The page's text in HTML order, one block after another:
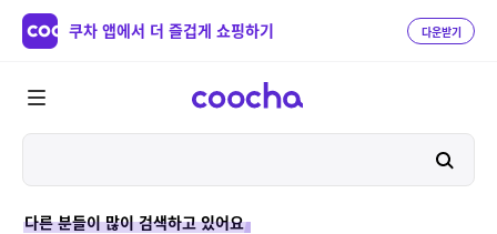
쿠차 앱에서 더 즐겁게 쇼핑하기 다운받기
다른 분들이 많이 검색하고 있어요